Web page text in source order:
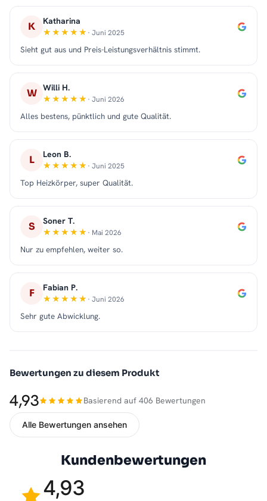
K Katharina
· Juni 2025
Sieht gut aus und Preis-Leistungsverhältnis stimmt.
W Willi H.
· Juni 2026
Alles bestens, pünktlich und gute Qualität.
L Leon B.
· Juni 2025
Top Heizkörper, super Qualität.
S Soner T.
· Mai 2026
Nur zu empfehlen, weiter so.
F Fabian P.
· Juni 2026
Sehr gute Abwicklung.
Bewertungen zu diesem Produkt
4,93 Basierend auf 406 Bewertungen
Alle Bewertungen ansehen
Kundenbewertungen
4,93